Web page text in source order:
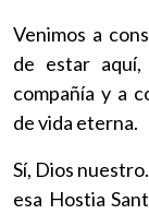
Venimos a
de estar
compañía y a
de vida eterna.
Sí, Dios
esa Hostia